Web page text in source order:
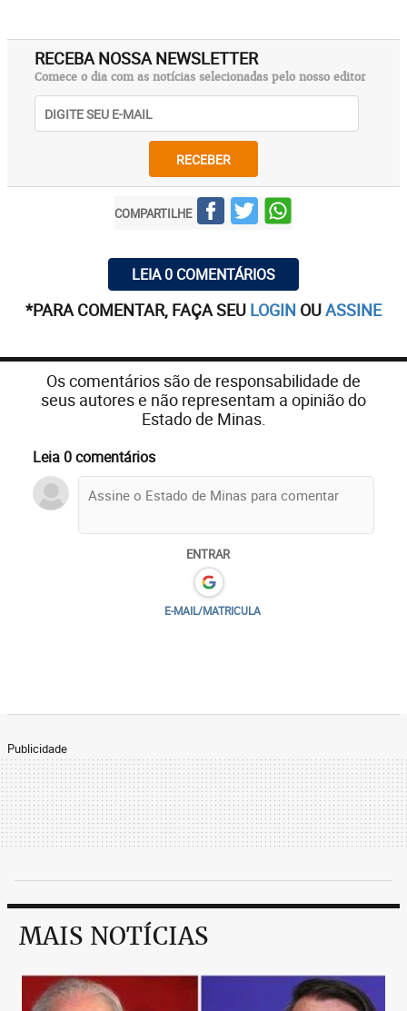
RECEBA NOSSA NEWSLETTER
Comece o dia com as notícias selecionadas pelo nosso editor
RECEBER
COMPARTILHE
LEIA 0 COMENTÁRIOS
*PARA COMENTAR, FAÇA SEU LOGIN OUASSINE
Os comentários são de responsabilidade de
seus autores e não representam a opinião do
Estado de Minas.
Leia 0 comentários
ENTRAR
E-MAIL/MATRICULA
Publicidade
MAIS NOTÍCIAS